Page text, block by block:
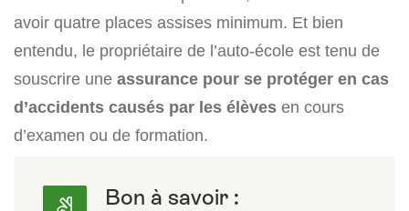
avoir quatre places assises minimum. Et bien
entendu, le propriétaire de l’auto-école est tenu de
souscrire une assurance pour se protéger en cas
d’accidents causés par les élèves en cours
d’examen ou de formation.
Bon à savoir :